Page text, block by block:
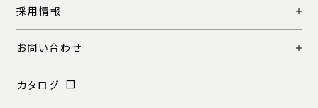
採用情報
お問い合わせ
カタログ